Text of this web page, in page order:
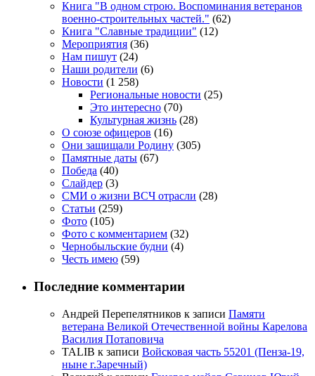
Книга "В одном строю. Воспоминания ветеранов
военно-строительных частей." (62)
Книга "Славные традиции" (12)
Мероприятия (36)
Нам пишут (24)
Наши родители (6)
Новости (1 258)
Региональные новости (25)
Это интересно (70)
Культурная жизнь (28)
О союзе офицеров (16)
Они защищали Родину (305)
Памятные даты (67)
Победа (40)
Слайдер (3)
СМИ о жизни ВСЧ отрасли (28)
Статьи (259)
Фото (105)
Фото с комментарием (32)
Чернобыльские будни (4)
Честь имею (59)
Последние комментарии
Андрей Перепелятников к записи Памяти
ветерана Великой Отечественной войны Карелова
Василия Потаповича
TALIB к записи Войсковая часть 55201 (Пенза-19,
ныне г.Заречный)